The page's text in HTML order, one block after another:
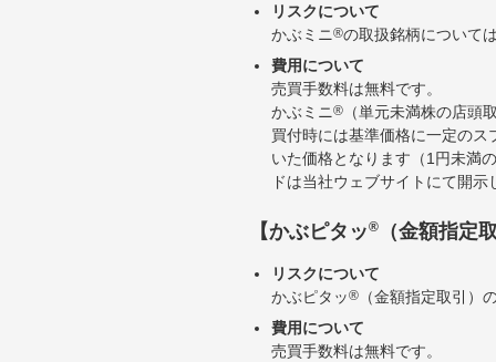
リスクについて
かぶミニ®の取扱銘柄について
費用について
売買手数料は無料です。
かぶミニ®
（単元未満株の店頭
買付時には基準価格に一定の
いた価格となります（1円未満
ドは当社ウェブサイトにて開
【かぶピタッ® （金額指定
リスクについて
かぶピタッ®
（金額指定取引）
費用について
売買手数料は無料です。